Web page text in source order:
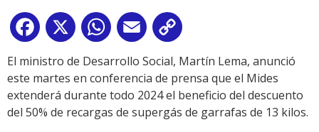
Facebook
X WhatsApp
Email
Link
El ministro de Desarrollo Social, Martín Lema, anunció
este martes en conferencia de prensa que el Mides
extenderá durante todo 2024 el beneficio del descuento
del 50% de recargas de supergás de garrafas de 13 kilos.